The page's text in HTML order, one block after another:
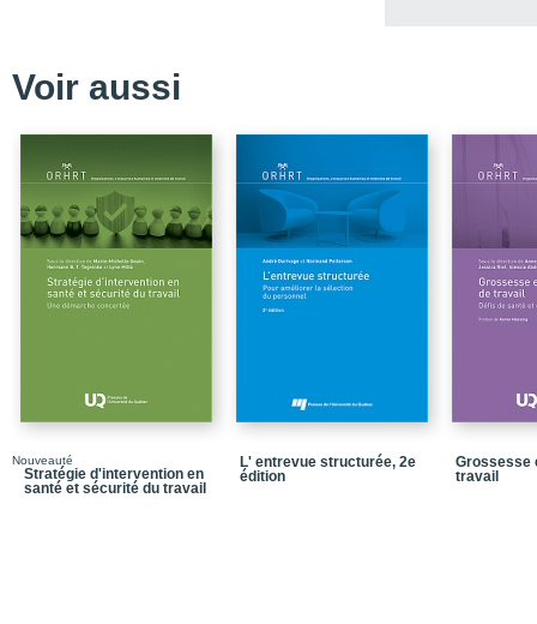
Annexe 3_Analyse
Voir aussi
Nouveauté
Stratégie d'intervention en
santé et sécurité du travail
L' entrevue structurée, 2e
édition
Grossesse
travail